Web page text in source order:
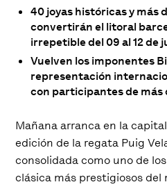
40 joyas históricas y más
convertirán el litoral
irrepetible del 09 al 12 de
Vuelven los imponentes
representación
con participantes de más
Mañana arranca en la
edición de la regata Puig
consolidada como uno de
clásica más prestigiosos